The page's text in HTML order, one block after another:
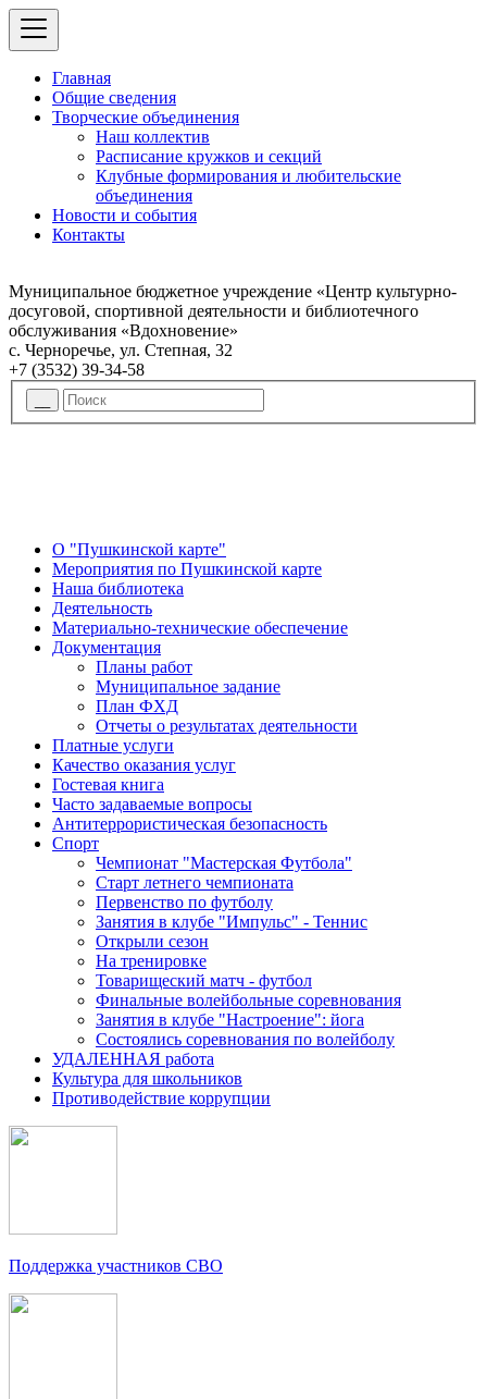
Главная
Общие сведения
Творческие объединения
Наш коллектив
Расписание кружков и секций
Клубные формирования и любительские
объединения
Новости и события
Контакты
Муниципальное бюджетное учреждение «Центр культурно-
досуговой, спортивной деятельности и библиотечного
обслуживания «Вдохновение»
с. Черноречье, ул. Степная, 32
+7 (3532) 39-34-58
О "Пушкинской карте"
Мероприятия по Пушкинской карте
Наша библиотека
Деятельность
Материально-технические обеспечение
Документация
Планы работ
Муниципальное задание
План ФХД
Отчеты о результатах деятельности
Платные услуги
Качество оказания услуг
Гостевая книга
Часто задаваемые вопросы
Антитеррористическая безопасность
Спорт
Чемпионат "Мастерская Футбола"
Старт летнего чемпионата
Первенство по футболу
Занятия в клубе "Импульс" - Теннис
Открыли сезон
На тренировке
Товарищеский матч - футбол
Финальные волейбольные соревнования
Занятия в клубе "Настроение": йога
Состоялись соревнования по волейболу
УДАЛЕННАЯ работа
Культура для школьников
Противодействие коррупции
Поддержка участников СВО